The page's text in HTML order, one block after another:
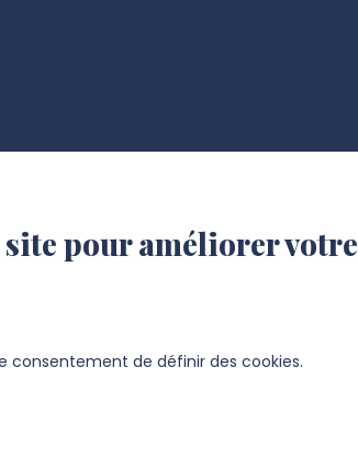
pour améliorer votre
consentement de définir des cookies.